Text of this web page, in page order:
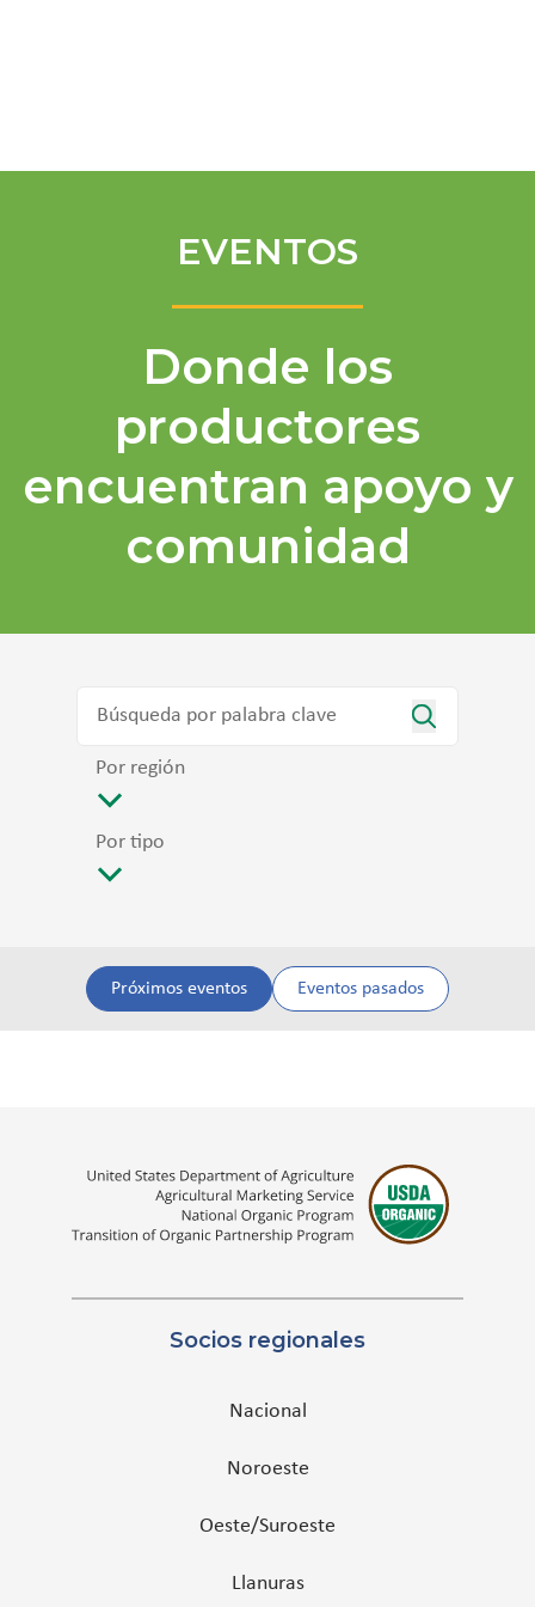
EVENTOS
Donde los
productores
encuentran apoyo y
comunidad
Por región
Por tipo
Próximos eventos Eventos pasados
Socios regionales
Nacional
Noroeste
Oeste/Suroeste
Llanuras